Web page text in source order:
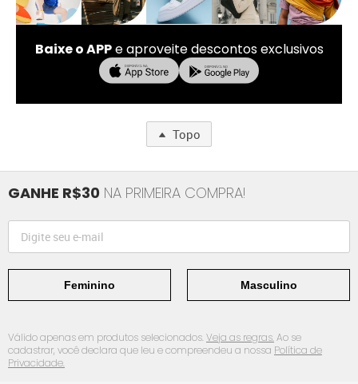
Baixe o APPe aproveite descontos exclusivos
Topo
GANHE R$30 NA PRIMEIRA COMPRA!
Feminino Masculino
Válido apenas em produtos selecionados.Veja as regras.Ao se
cadastrar, você declara que leu e compreendeu a nossa Política de
Privacidade.